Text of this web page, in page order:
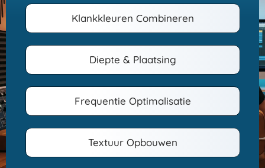
Klankkleuren Combineren
Diepte & Plaatsing
Frequentie Optimalisatie
Textuur Opbouwen